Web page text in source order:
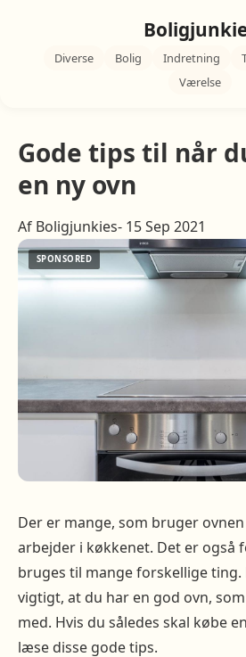
Diverse Bolig Indretning
Værelse
Gode tips til når
en ny ovn
Af Boligjunkies- 15 Sep 2021
Der er mange, som bruger
arbejder i køkkenet. Det er også
bruges til mange forskellige
vigtigt, at du har en god ovn,
med. Hvis du således skal købe
læse disse gode tips.